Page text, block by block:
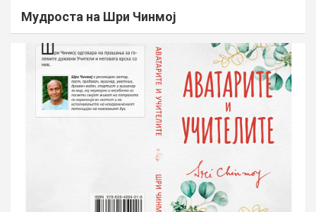
Мудроста на Шри Чинмој